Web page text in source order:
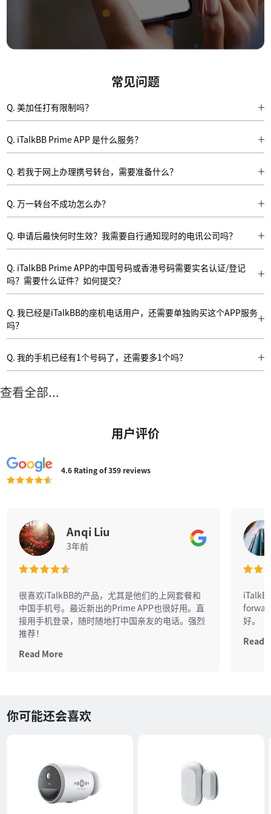
常见问题
Q. 美加任打有限制吗？
A：除美加地区外拨打分钟数限制为1000分钟/月
Q. iTalkBB Prime APP 是什么服务？
A：iTalkBB Prime APP是一款智能手机APP，自带一个美国电话号码。该号
短信。您还可以免费添加一个中国内地号码或香港号码, 于同一个APP 内接收
来自中国内地或香港的短信及验证码。
Q. 若我于网上办理携号转台，需要准备什么？
A. 首先，您须是号码的持有人才可以办理携号转台。提交网上申请时，您需要
期间须保持生效状态。完成转台后，您无须通知现有的电讯公司，iTalkBB 会
为您完成余下的手续。如果您现时使用的是储值卡，亦必须保持储值卡生效，
Q. 万一转台不成功怎么办？
A. 若因为提交的文件有错，令在指定日期转台不成功，您会收到iTalkBB邮件
的电讯公司，不会遗失。但因您仍在使用未转台前的服务，则有可能会被收取
月费。因此，建议大家预留足够时间办理转台手续，也要确保填写的资料正
Q. 申请后最快何时生效？我需要自行通知现时的电讯公司吗？
A. 申请携号转台，各大电讯商约需3至7个工作天处理。成功转台，您会收到
成登记，iTalkBB 会为您完成余下手续，并于指定日期转台。
Q. iTalkBB Prime APP的中国号码或香港号码需要实名认证/登记
吗？需要什么证件？如何提交？
A: iTalkBB Prime APP的中国内地号码或香港号码均需遵从中国内地/香港有
护照或中国二代身份证到iTalkBB专门店办理。香港号码可自行通过APP或线
上账户提交相关资料办理。
Q. 我已经是iTalkBB的座机电话用户，还需要单独购买这个APP服务
吗？
A: 不需要。您只需在Apple App Store/Google Play Store下载iTalkBB Prime
号码，通话分钟数与座机电话计划共享，并免费赠送美加无限短信。赶快去下
载体验吧！
Q. 我的手机已经有1个号码了，还需要多1个吗？
A: 我们的用户会将iTalkBB Prime APP提供的号码用作日常的第二号码，将不
号码，以减少主号码的曝光，防止信息被诈骗分子窃取。用户还会在跨国旅行
时用iTalkBB Prime APP拨打国际长途，节省费用。
查看全部...
用户评价
4.6 Rating of 359 reviews
Anqi Liu
3年前
很喜欢iTalkBB的产品，尤其是他们的上网套餐和
中国手机号。最近新出的Prime APP也很好用。直
接用手机登录，随时随地打中国亲友的电话。强烈
推荐！
Read More
好。
Read
你可能还会喜欢